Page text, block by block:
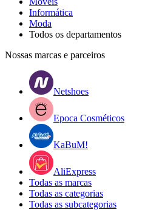
Informática
Moda
Todos os departamentos
Nossas marcas e parceiros
Netshoes
Epoca Cosméticos
KaBuM!
AliExpress
Todas as marcas
Todas as categorias
Todas as subcategorias